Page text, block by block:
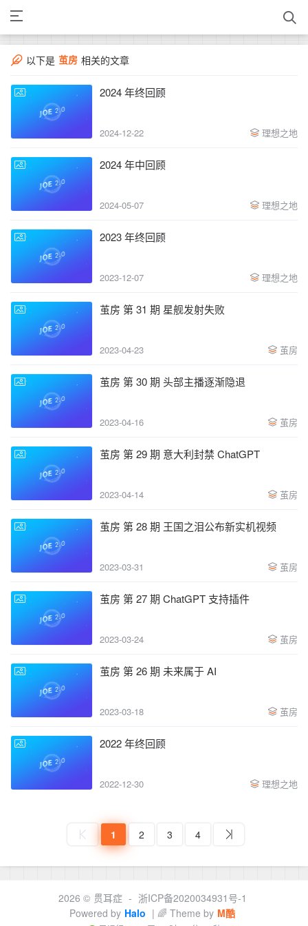
以下是 茧房 相关的文章
2024 年终回顾
2024-12-22 理想之地
2024 年中回顾
2024-05-07 理想之地
2023 年终回顾
2023-12-07 理想之地
茧房 第 31 期 星舰发射失败
2023-04-23 茧房
茧房 第 30 期 头部主播逐渐隐退
2023-04-16 茧房
茧房 第 29 期 意大利封禁 ChatGPT
2023-04-14 茧房
茧房 第 28 期 王国之泪公布新实机视频
2023-03-31 茧房
茧房 第 27 期 ChatGPT 支持插件
2023-03-24 茧房
茧房 第 26 期 未来属于 AI
2023-03-18 茧房
2022 年终回顾
2022-12-30 理想之地
1 2 3 4
2026 © 贯耳症 - 浙ICP备2020034931号-1
Powered by Halo | 🌈 Theme by M酷